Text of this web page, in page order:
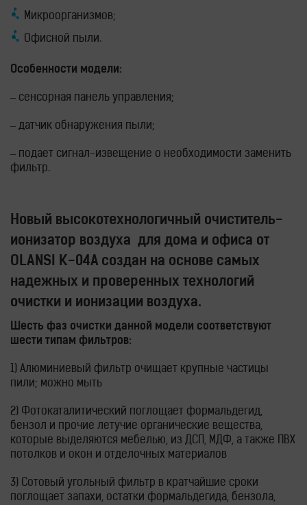
Микроорганизмов;
Офисной пыли.
Особенности модели:
– сенсорная панель управления;
– датчик обнаружения пыли;
– подает сигнал-извещение о необходимости заменить
фильтр.
Новый высокотехнологичный очиститель-
ионизатор воздуха для дома и офиса от
OLANSI K-04A создан на основе самых
надежных и проверенных технологий
очистки и ионизации воздуха.
Шесть фаз очистки данной модели соответствуют
шести типам фильтров:
1) Алюминиевый фильтр очищает крупные частицы
пили; можно мыть
2) Фотокаталитический поглощает формальдегид,
бензол и прочие летучие органические вещества,
которые выделяются мебелью, из ДСП, МДФ, а также ПВХ
потолков и окон и отделочных материалов
3) Сотовый угольный фильтр в кратчайшие сроки
поглощает запахи, остатки формальдегида, бензола,